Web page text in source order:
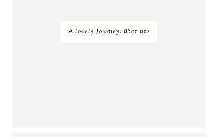
A lovely Journey. über uns